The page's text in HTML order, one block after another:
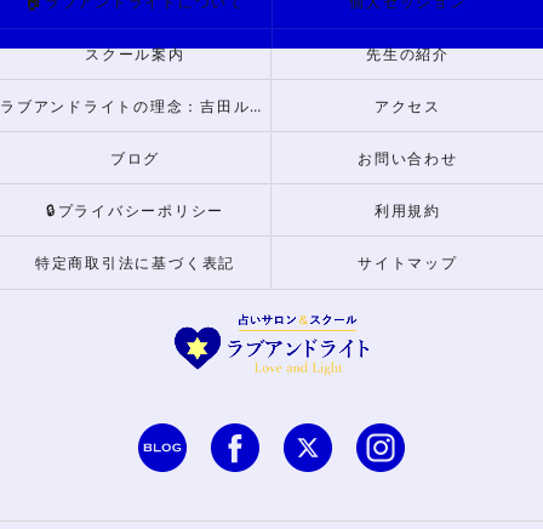
スクール案内 先生の紹介
ラブアンドライトの理念：吉田ルナからのメッセージ アクセス
ブログ お問い合わせ
🔒プライバシーポリシー 利用規約
特定商取引法に基づく表記 サイトマップ